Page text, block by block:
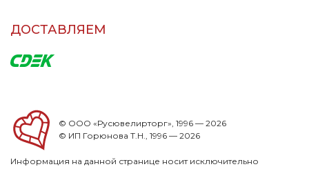
ДОСТАВЛЯЕМ
© ООО «Русювелирторг», 1996 — 2026
© ИП Горюнова Т.Н., 1996 — 2026
Информация на данной странице носит исключительно